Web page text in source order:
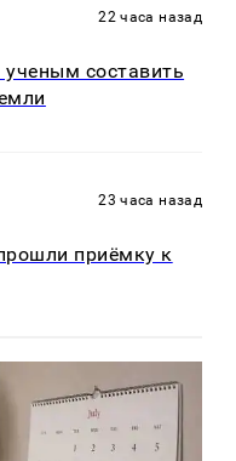
22 часа назад
составить
23 часа назад
приёмку к